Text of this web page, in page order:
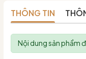
THÔNG TIN
Nội dung sản phẩm